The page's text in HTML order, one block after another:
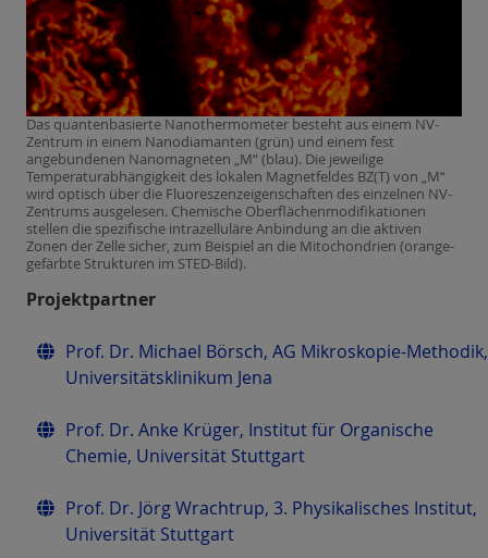
Das quantenbasierte Nanothermometer besteht aus einem NV-
Zentrum in einem Nanodiamanten (grün) und einem fest
angebundenen Nanomagneten „M“ (blau). Die jeweilige
Temperaturabhängigkeit des lokalen Magnetfeldes BZ(T) von „M“
wird optisch über die Fluoreszenzeigenschaften des einzelnen NV-
Zentrums ausgelesen. Chemische Oberflächenmodifikationen
stellen die spezifische intrazelluläre Anbindung an die aktiven
Zonen der Zelle sicher, zum Beispiel an die Mitochondrien (orange-
gefärbte Strukturen im STED-Bild).
Projektpartner
Prof. Dr. Michael Börsch, AG Mikroskopie-Methodik,
Universitätsklinikum Jena
Prof. Dr. Anke Krüger, Institut für Organische
Chemie, Universität Stuttgart
Prof. Dr. Jörg Wrachtrup, 3. Physikalisches Institut,
Universität Stuttgart